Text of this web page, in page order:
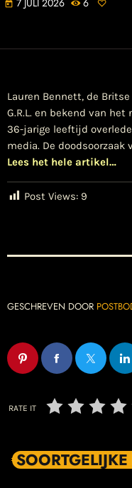
today 7 JULI 2026 6
Lauren Bennett, de
G.R.L. en bekend van het
36-jarige leeftijd
media. De
Lees het hele artikel…
Post Views: 9
GESCHREVEN DOOR
RATE IT